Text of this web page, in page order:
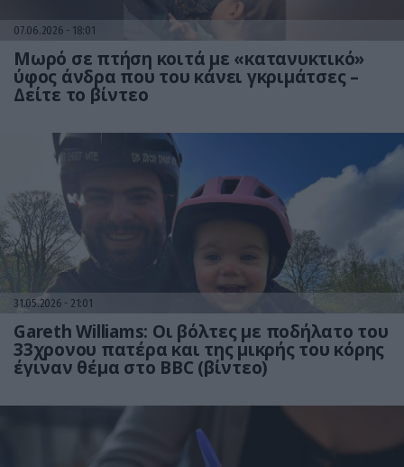
07.06.2026 18:01
Mωρό σε πτήση κοιτά με «κατανυκτικό»
ύφος άνδρα που του κάνει γκριμάτσες –
Δείτε το βίντεο
31.05.2026 21:01
Gareth Williams: Οι βόλτες με ποδήλατο του
33χρονου πατέρα και της μικρής του κόρης
έγιναν θέμα στο BBC (βίντεο)